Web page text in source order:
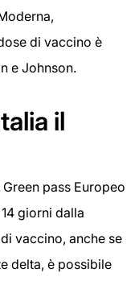
di vaccino è
e Johnson.
il
pass Europeo
giorni dalla
vaccino, anche se
delta, è possibile